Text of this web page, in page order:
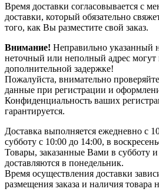
Время доставки согласовывается с
доставки, который обязательно
того, как Вы разместите свой заказ.
Внимание! Неправильно указанный
неточный или неполный адрес могут
дополнительной задержке!
Пожалуйста, внимательно
данные при регистрации и
Конфиденциальность ваших
гарантируется.
Доставка выполняется ежедневно с
субботу с 10:00 до 14:00, в
Товары, заказанные Вами в субботу и
доставляются в понедельник.
Время осуществления доставки
размещения заказа и наличия товара